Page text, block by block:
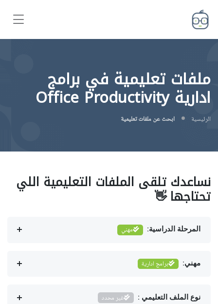
ملفات تعليمية في برامج
ادارية Office Productivity
الرئيسية ابحث عن ملفات تعليمية
نساعدك تلقى الملفات التعليمية اللي
تحتاجها 👋
المرحلة الدراسية: مهني
مهني: برامج ادارية
نوع الملف التعليمي : غير محدد